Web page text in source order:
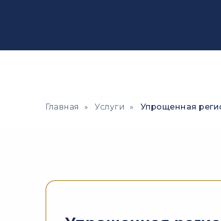
Главная » Услуги » Упрощенная